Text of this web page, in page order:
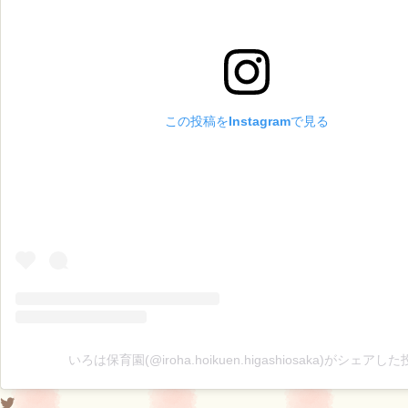
この投稿をInstagramで見る
いろは保育園(@iroha.hoikuen.higashiosaka)がシェアした